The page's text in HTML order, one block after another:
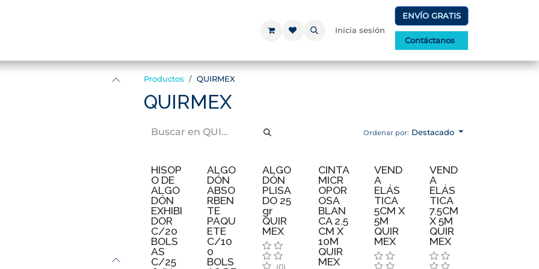
Inicia sesión
ENVÍO GRATIS
Contáctanos
Productos QUIRMEX
QUIRMEX
Ordenar por: Destacado
HISOP
O DE
ALGO
DÓN
EXHIBI
DOR
C/20
BOLS
AS
C/25
ALGO
DÓN
ABSO
RBEN
TE
PAQU
ETE
C/10
0
BOLS
ALGO
DÓN
PLISA
DO 25
gr
QUIR
MEX
(0)
CINTA
MICR
OPOR
OSA
BLAN
CA 2.5
CM X
10M
QUIR
MEX
VEND
A
ELÁS
TICA
5CM X
5M
QUIR
MEX
VEND
A
ELÁS
TICA
7.5CM
X 5M
QUIR
MEX